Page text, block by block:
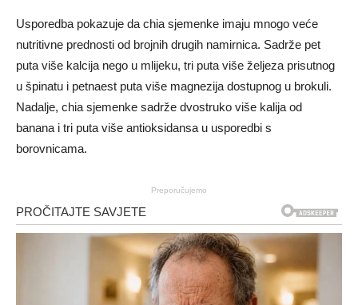
Usporedba pokazuje da chia sjemenke imaju mnogo veće
nutritivne prednosti od brojnih drugih namirnica. Sadrže pet
puta više kalcija nego u mlijeku, tri puta više željeza prisutnog
u špinatu i petnaest puta više magnezija dostupnog u brokuli.
Nadalje, chia sjemenke sadrže dvostruko više kalija od
banana i tri puta više antioksidansa u usporedbi s
borovnicama.
Preporučujemo